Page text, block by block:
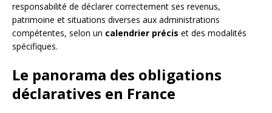
responsabilité de déclarer correctement ses revenus,
patrimoine et situations diverses aux administrations
compétentes, selon un calendrier précis et des modalités
spécifiques.
Le panorama des obligations
déclaratives en France